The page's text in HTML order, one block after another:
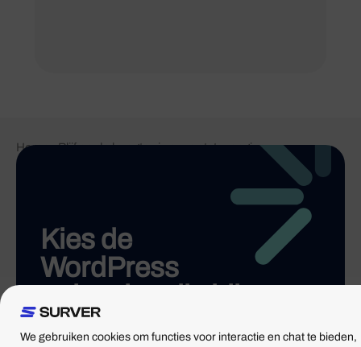
We gebruiken cookies om functies voor interactie en chat te bieden,
Home-Blijf op de hoogte via onze statuspagina
Kies de
WordPress
oplossing die bij
je past